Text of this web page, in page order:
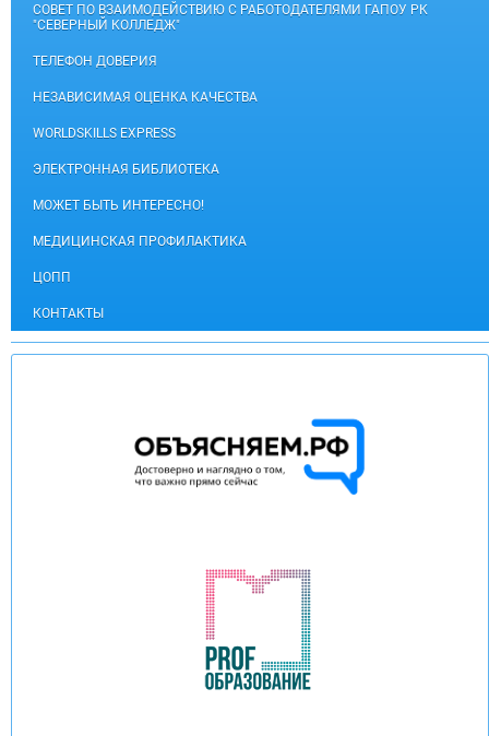
СОВЕТ ПО ВЗАИМОДЕЙСТВИЮ С РАБОТОДАТЕЛЯМИ ГАПОУ РК
"СЕВЕРНЫЙ КОЛЛЕДЖ"
ТЕЛЕФОН ДОВЕРИЯ
НЕЗАВИСИМАЯ ОЦЕНКА КАЧЕСТВА
WORLDSKILLS EXPRESS
ЭЛЕКТРОННАЯ БИБЛИОТЕКА
МОЖЕТ БЫТЬ ИНТЕРЕСНО!
МЕДИЦИНСКАЯ ПРОФИЛАКТИКА
ЦОПП
КОНТАКТЫ